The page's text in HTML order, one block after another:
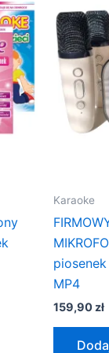
Karaoke
MP4
159,90 zł